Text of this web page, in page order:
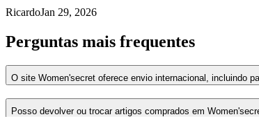
RicardoJan 29, 2026
Perguntas mais frequentes
O site Women'secret oferece envio internacional, incluindo
Posso devolver ou trocar artigos comprados em